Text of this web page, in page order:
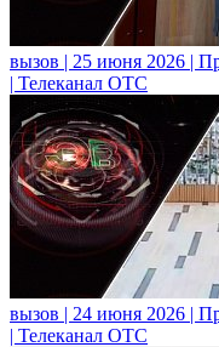
вызов | 25 июня 2026 |
| Телеканал ОТС
вызов | 24 июня 2026 |
| Телеканал ОТС